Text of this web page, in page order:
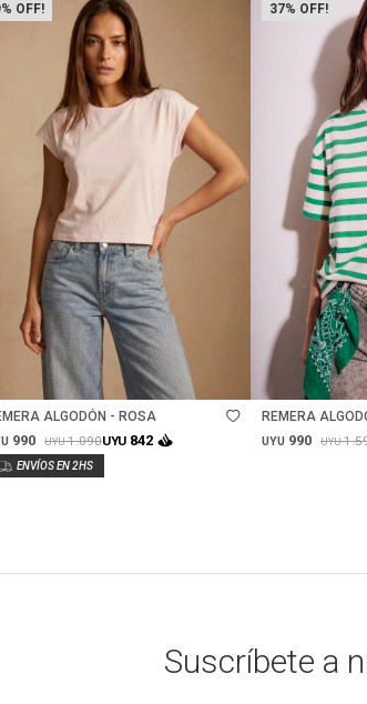
Talle
ALGODÓN - ROSA
990 UYU1.090UYU 842
37
Talle
REMERA
UYU 990 UYU
Suscríbete a